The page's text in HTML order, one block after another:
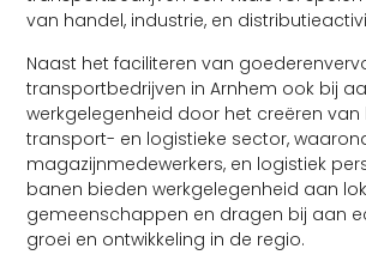
van handel, industrie, en
Naast het faciliteren van
transportbedrijven in Arnhem ook bij
werkgelegenheid door het creëren van
transport- en logistieke sector,
magazijnmedewerkers, en logistiek
banen bieden werkgelegenheid aan
gemeenschappen en dragen bij aan
groei en ontwikkeling in de regio.